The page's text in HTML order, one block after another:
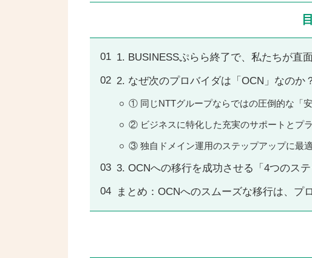
1. BUSINESSぷらら終了で、私たちが直
2. なぜ次のプロバイダは「OCN」なのか
① 同じNTTグループならではの圧倒的な「安
② ビジネスに特化した充実のサポートとプ
③ 独自ドメイン運用のステップアップに最適
3. OCNへの移行を成功させる「4つのステ
まとめ：OCNへのスムーズな移行は、プ